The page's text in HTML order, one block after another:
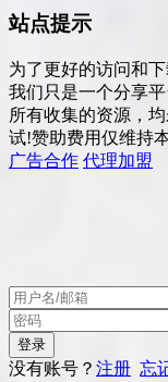
站点提示
为了更好的访问和
我们只是一个分享平
所有收集的资源，
试!赞助费用仅维持
广告合作 代理加盟
没有账号？ 注册 忘